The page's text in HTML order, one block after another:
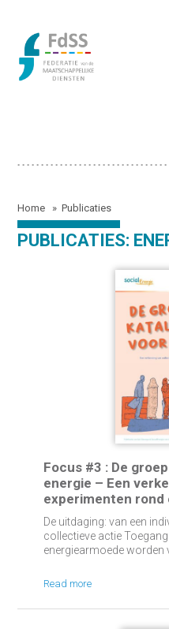
Home »Publicaties
PUBLICATIES:
Focus #3 : De
energie – Een
experimenten rond
De uitdaging: van een
collectieve actie
energiearmoede worden
Read more